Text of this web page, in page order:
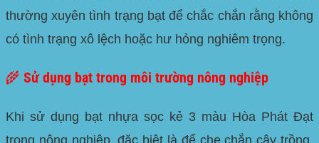
thường xuyên tình trạng bạt để chắc chắn rằng không
có tình trạng xô lệch hoặc hư hỏng nghiêm trọng.
🌾 Sử dụng bạt trong môi trường nông nghiệp
Khi sử dụng bạt nhựa sọc kẻ 3 màu Hòa Phát Đạt
trong nông nghiệp, đặc biệt là để che chắn cây trồng,